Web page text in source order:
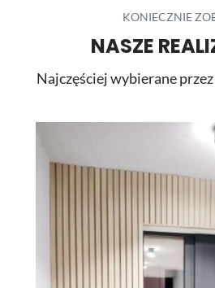
KONIECZNIE
NASZE
Najczęściej wybierane